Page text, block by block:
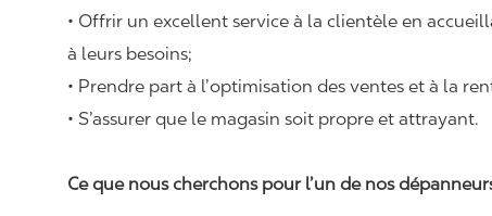
• Offrir un excellent service à la clientèle en
à leurs besoins;
• Prendre part à l’optimisation des ventes et à la
• S’assurer que le magasin soit propre et attrayant.
Ce que nous cherchons pour l’un de nos